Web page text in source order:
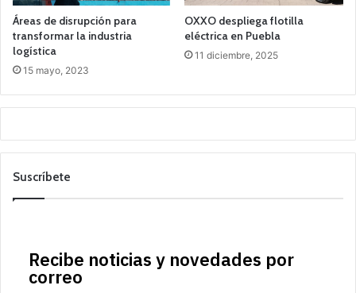
Áreas de disrupción para
transformar la industria
logística
15 mayo, 2023
OXXO despliega flotilla
eléctrica en Puebla
11 diciembre, 2025
Suscríbete
Recibe noticias y novedades por
correo